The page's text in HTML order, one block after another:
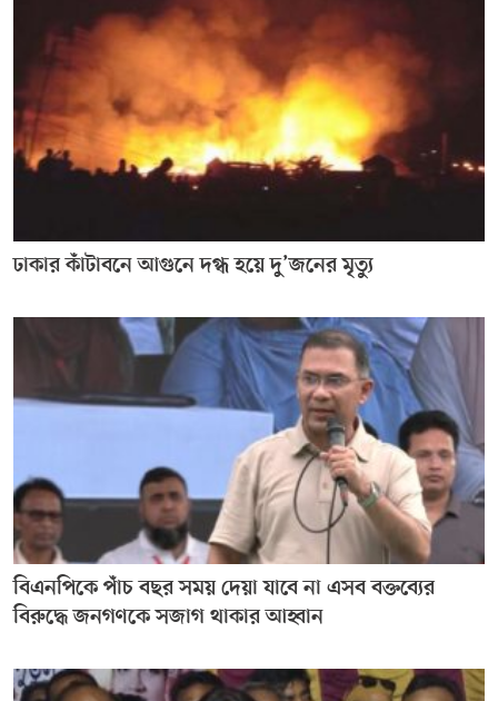
ঢাকার কাঁটাবনে আগুনে দগ্ধ হয়ে দু’জনের মৃত্যু
বিএনপিকে পাঁচ বছর সময় দেয়া যাবে না এসব বক্তব্যের
বিরুদ্ধে জনগণকে সজাগ থাকার আহ্বান